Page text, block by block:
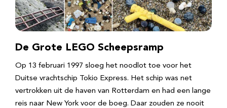
De Grote LEGO Scheepsramp
Op 13 februari 1997 sloeg het noodlot toe voor het
Duitse vrachtschip Tokio Express. Het schip was net
vertrokken uit de haven van Rotterdam en had een lange
reis naar New York voor de boeg. Daar zouden ze nooit